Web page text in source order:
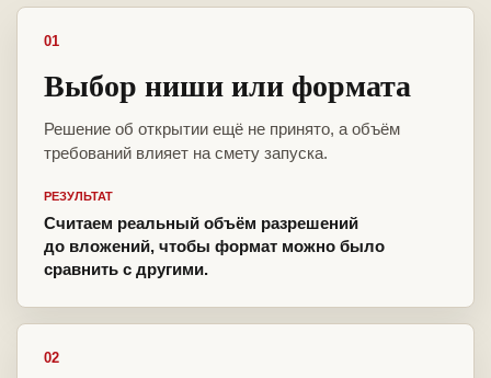
01
Выбор ниши или формата
Решение об открытии ещё не принято, а объём
требований влияет на смету запуска.
РЕЗУЛЬТАТ
Считаем реальный объём разрешений
до вложений, чтобы формат можно было
сравнить с другими.
02